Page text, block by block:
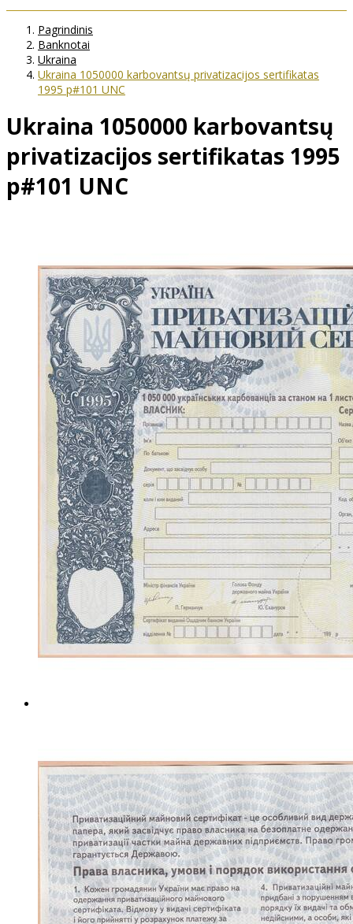
Pagrindinis
Banknotai
Ukraina
Ukraina 1050000 karbovantsų privatizacijos sertifikatas
1995 p#101 UNC
Ukraina 1050000 karbovantsų
privatizacijos sertifikatas 1995
p#101 UNC